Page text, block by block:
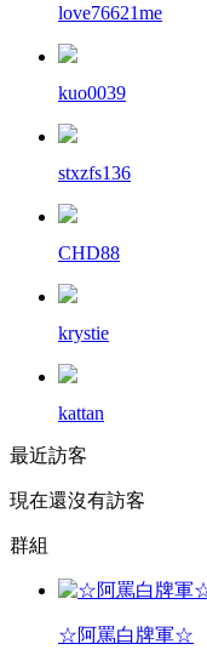
love76621me
kuo0039
stxzfs136
CHD88
krystie
kattan
最近訪客
現在還沒有訪客
群組
☆阿罵白牌軍☆